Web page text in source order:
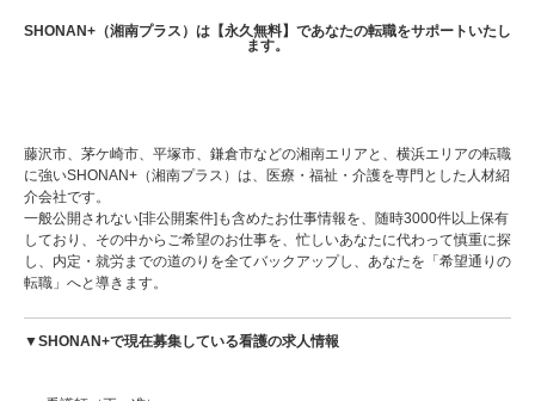
SHONAN+（湘南プラス）は【永久無料】であなたの転職をサポートいたし
ます。
藤沢市、茅ケ崎市、平塚市、鎌倉市などの湘南エリアと、横浜エリアの転職
に強いSHONAN+（湘南プラス）は、医療・福祉・介護を専門とした人材紹
介会社です。
一般公開されない[非公開案件]も含めたお仕事情報を、随時3000件以上保有
しており、その中からご希望のお仕事を、忙しいあなたに代わって慎重に探
し、内定・就労までの道のりを全てバックアップし、あなたを「希望通りの
転職」へと導きます。
▼SHONAN+で現在募集している看護の求人情報